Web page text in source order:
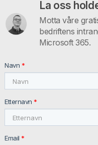
La oss
Motta våre
bedriftens
Microsoft 365.
Navn *
Etternavn *
Email *
intranet.ai s.r.l. - Via
VAT: